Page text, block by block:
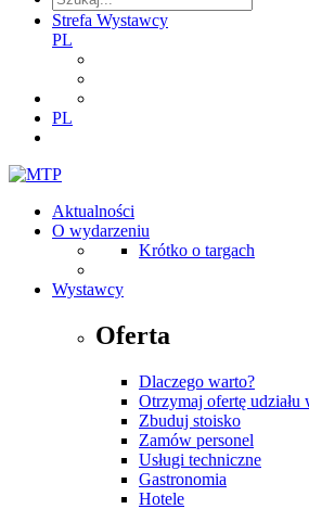
Strefa Wystawcy
PL
PL
Aktualności
O wydarzeniu
Krótko o targach
Wystawcy
Oferta
Dlaczego warto?
Otrzymaj ofertę
Zbuduj stoisko
Zamów personel
Usługi techniczne
Gastronomia
Hotele